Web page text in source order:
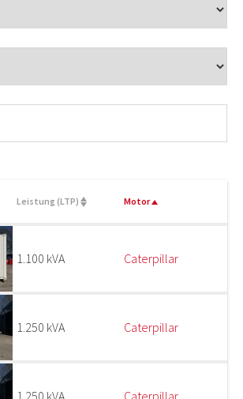
Leistung (LTP) Motor
1.100 kVA Caterpillar
1.250 kVA Caterpillar
1.250 kVA Caterpillar